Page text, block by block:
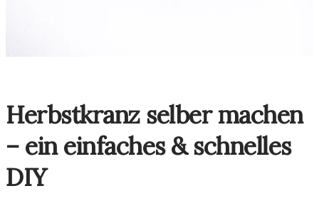
Herbstkranz selber machen
– ein einfaches & schnelles
DIY